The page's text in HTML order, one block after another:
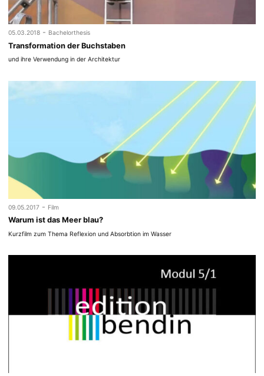
05.03.2018 - Bachelorthesis
Transformation der Buchstaben
und ihre Verwendung in der Architektur
09.05.2017 - Film
Warum ist das Meer blau?
Kurzfilm zum Thema Reflexion und Absorbtion im Wasser